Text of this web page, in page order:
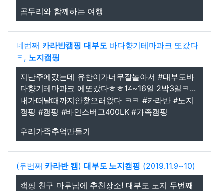
곰두리와 함께하는 여행
네번째 카라반캠핑 대부도 바다향기테마파크 또갔다
ㅋ, 노지캠핑
지난주에갔는데 유찬이가너무잘놀아서 #대부도바
다향기테마파크 에또갔다ㅎㅎ14~16일 2박3일ㅋ...
내가떠날때까지안찾으러왔다 ㅋㅋ #카라반 #노지
캠핑 #캠핑 #바인스버그400LK #가족캠핑
우리가족추억만들기
(두번째 카라반 캠) 대부도 노지캠핑 (2019.11.9~10)
캠핑 친구 마루님에 추천장소! 대부도 노지 두번째